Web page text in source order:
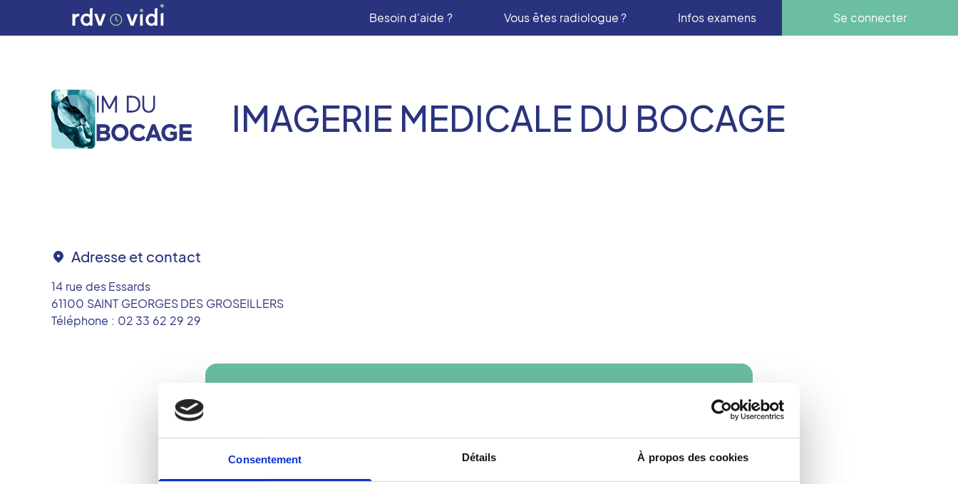
Consentement Détails À propos des cookies
Besoin d'aide ? Vous êtes radiologue ? Infos examens Se connecter
IMAGERIE MEDICALE DU BOCAGE
Adresse et contact
14 rue des Essards
61100 SAINT GEORGES DES GROSEILLERS
Téléphone : 02 33 62 29 29
Réservation externe